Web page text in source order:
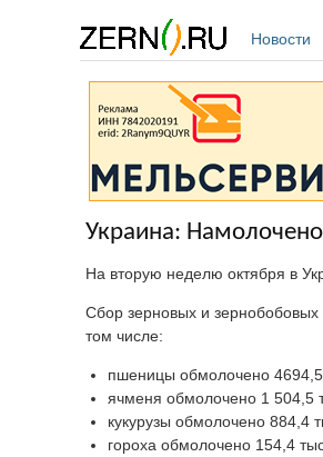
Новости
Украина:
На вторую неделю октября в
Сбор зерновых и
том числе:
пшеницы обмолочено 4694,5
ячменя обмолочено 1 504,5
кукурузы обмолочено 884,4
гороха обмолочено 154,4